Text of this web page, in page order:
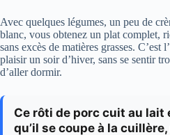
Avec quelques légumes, un peu de
blanc, vous obtenez un plat complet,
sans excès de matières grasses. C’est
plaisir un soir d’hiver, sans se sentir
d’aller dormir.
Ce rôti de porc cuit au lait
qu’il se coupe à la